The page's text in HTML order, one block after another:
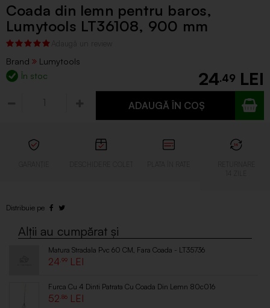
Coada din lemn pentru baros,
Lumytools LT36108, 900 mm
Brand
Lumytools
În stoc
24.49
ADAUGĂ ÎN COȘ
Matura Stradala Pvc 60 CM, Fara Coada - LT35736
24 .99
Furca Cu 4 Dinti Patrata Cu Coada Din Lemn 80c016
52 .86